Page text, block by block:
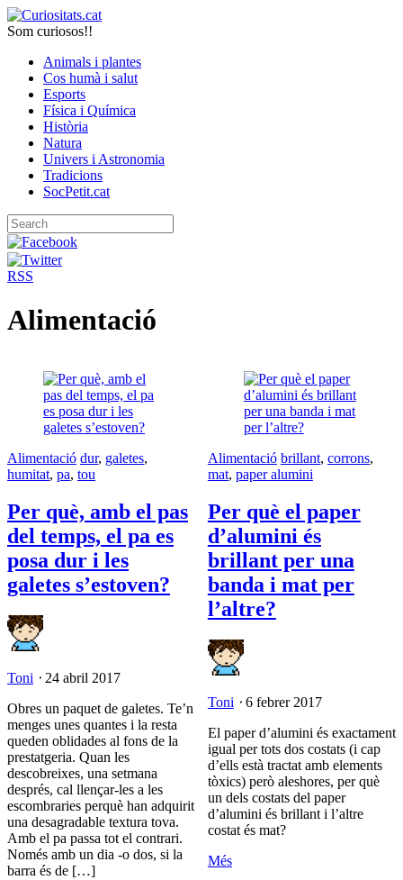
Som curiosos!!
Animals i plantes
Cos humà i salut
Esports
Física i Química
Història
Natura
Univers i Astronomia
Tradicions
SocPetit.cat
RSS
Alimentació
Alimentació dur, galetes,
humitat, pa, tou
Per què, amb el pas
del temps, el pa es
posa dur i les
galetes s’estoven?
Toni ⋅ 24 abril 2017
Obres un paquet de galetes. Te’n
menges unes quantes i la resta
queden oblidades al fons de la
prestatgeria. Quan les
descobreixes, una setmana
després, cal llençar-les a les
escombraries perquè han adquirit
una desagradable textura tova.
Amb el pa passa tot el contrari.
Només amb un dia -o dos, si la
barra és de […]
Alimentació brillant, corrons,
mat, paper alumini
Per què el paper
d’alumini és
brillant per una
banda i mat per
l’altre?
Toni ⋅ 6 febrer 2017
El paper d’alumini és exactament
igual per tots dos costats (i cap
d’ells està tractat amb elements
tòxics) però aleshores, per què
un dels costats del paper
d’alumini és brillant i l’altre
costat és mat?
Més